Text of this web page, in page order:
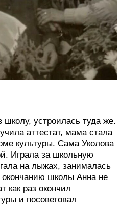
устроилась туда же.
аттестат, мама стала
культуры. Сама Уколова
Играла за школьную
на лыжах, занималась
школы Анна не
как раз окончил
и посоветовал